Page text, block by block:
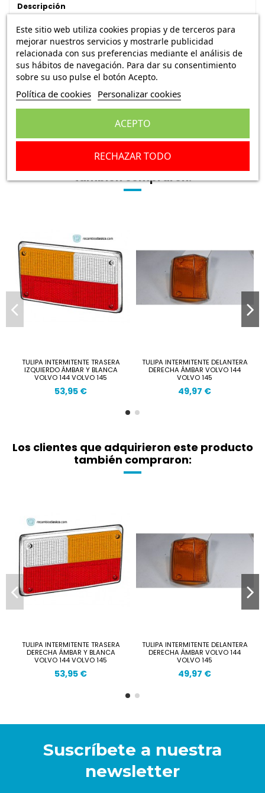
Descripción
Detalles del producto
Valoraciones(0)
Tulipa delantera intermitente en color ámbar lado
izquierdo VOLVO 144-VOLVO 145 (Borde pintado de
Los clientes que adquirieron este producto
también compraron:
TULIPA INTERMITENTE TRASERA
IZQUIERDO ÁMBAR Y BLANCA
VOLVO 144 VOLVO 145
53,95 €
TULIPA INTERMITENTE DELANTERA
DERECHA ÁMBAR VOLVO 144
VOLVO 145
49,97 €
Los clientes que adquirieron este producto
también compraron:
TULIPA INTERMITENTE TRASERA
DERECHA ÁMBAR Y BLANCA
VOLVO 144 VOLVO 145
53,95 €
TULIPA INTERMITENTE DELANTERA
DERECHA ÁMBAR VOLVO 144
VOLVO 145
49,97 €
Suscríbete a nuestra
newsletter
Este sitio web utiliza cookies propias y de terceros para
mejorar nuestros servicios y mostrarle publicidad
relacionada con sus preferencias mediante el análisis de
sus hábitos de navegación. Para dar su consentimiento
sobre su uso pulse el botón Acepto.
Política de cookies Personalizar cookies
RECHAZAR TODO
ACEPTO